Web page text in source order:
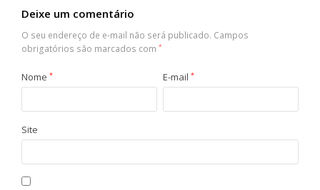
Deixe um comentário
O seu endereço de e-mail não será publicado. Campos
obrigatórios são marcados com *
Nome * E-mail *
Site